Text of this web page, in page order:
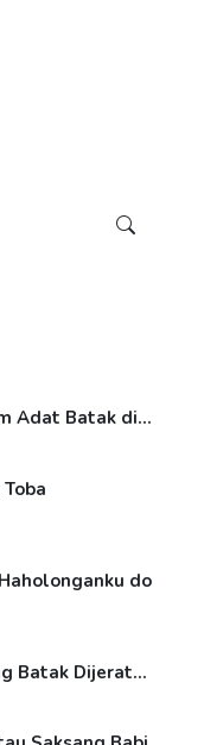
Adat Batak di...
do
Batak Dijerat...